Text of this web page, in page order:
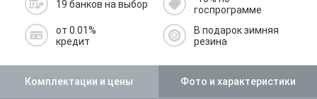
19 банков на выбор
госпрограмме
от 0.01%
кредит
В подарок зимняя
резина
Комплектации и цены Фото и характеристики